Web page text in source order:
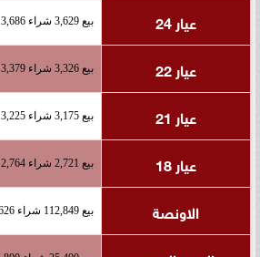
عيار 24
بيع 3,629 شراء 3,686
عيار 22 بيع 3,326 شراء 3,379
عيار 21 بيع 3,175 شراء 3,225
عيار 18 بيع 2,721 شراء 2,764
الاونصة بيع 112,849 شراء 114,626